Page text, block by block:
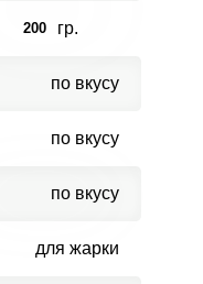
200 гр.
по вкусу
по вкусу
по вкусу
для жарки